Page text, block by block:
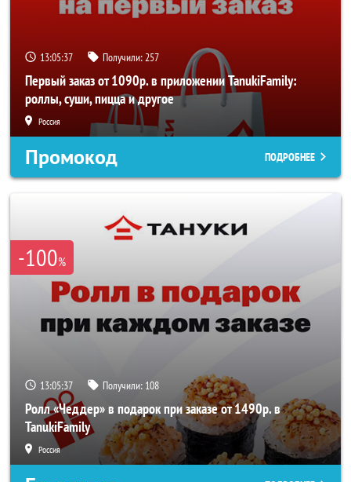
13:05:37 Получили:257
Первый заказ от 1090р. в приложении TanukiFamily:
роллы, суши, пицца и другое
Россия
Промокод ПОДРОБНЕЕ
-100%
13:05:37 Получили: 108
Ролл «Чеддер» в подарок при заказе от 1490р. в
TanukiFamily
Россия